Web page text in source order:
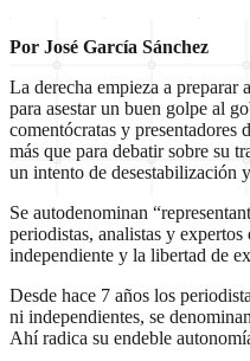
Por José García Sánchez
La derecha empieza a preparar
para asestar un buen golpe al
comentócratas y presentadores
más que para debatir sobre su
un intento de desestabilización
Se autodenominan
periodistas, analistas y
independiente y la libertad de
Desde hace 7 años los
ni independientes, se
Ahí radica su endeble